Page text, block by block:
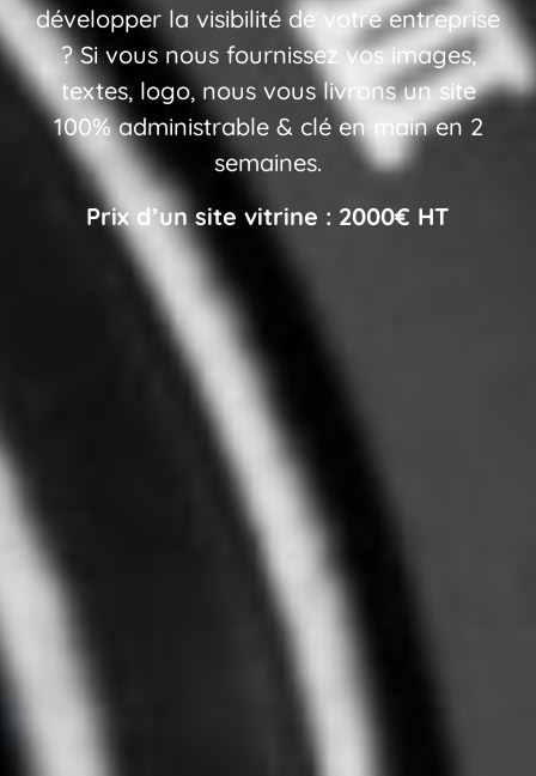
développer la visibilité de votre entreprise
? Si vous nous fournissez vos images,
textes, logo, nous vous livrons un site
100% administrable & clé en main en 2
semaines.
Prix d’un site vitrine : 2000€ HT